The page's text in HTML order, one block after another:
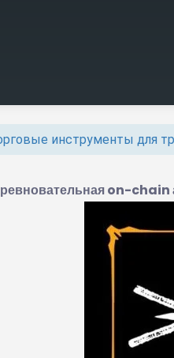
инструменты для
on-chain